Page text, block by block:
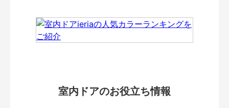
室内ドアのお役立ち情報